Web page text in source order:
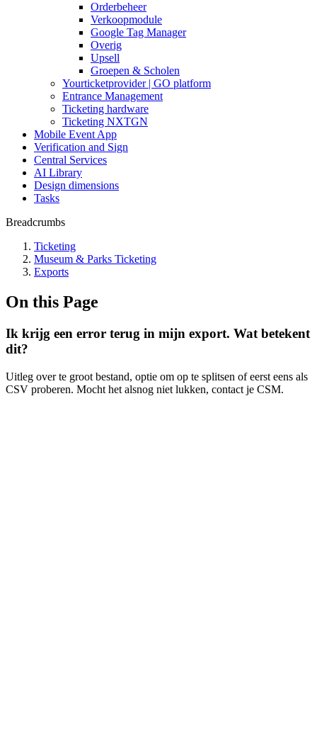
Orderbeheer
Verkoopmodule
Google Tag Manager
Overig
Upsell
Groepen & Scholen
Yourticketprovider | GO platform
Entrance Management
Ticketing hardware
Ticketing NXTGN
Mobile Event App
Verification and Sign
Central Services
AI Library
Design dimensions
Tasks
Breadcrumbs
Ticketing
Museum & Parks Ticketing
Exports
On this Page
Ik krijg een error terug in mijn export. Wat betekent
dit?
Uitleg over te groot bestand, optie om op te splitsen of eerst eens als
CSV proberen. Mocht het alsnog niet lukken, contact je CSM.